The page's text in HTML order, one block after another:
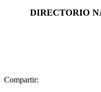
DIRECTORIO
Compartir: